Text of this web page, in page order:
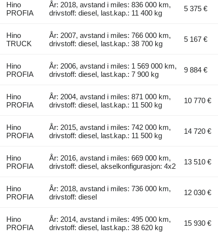
Hino
PROFIA
År: 2018, avstand i miles: 836 000 km,
drivstoff: diesel, last.kap.: 11 400 kg
5 375 €
Hino
TRUCK
År: 2007, avstand i miles: 766 000 km,
drivstoff: diesel, last.kap.: 38 700 kg
5 167 €
Hino
PROFIA
År: 2006, avstand i miles: 1 569 000 km,
drivstoff: diesel, last.kap.: 7 900 kg
9 884 €
Hino
PROFIA
År: 2004, avstand i miles: 871 000 km,
drivstoff: diesel, last.kap.: 11 500 kg
10 770 €
Hino
PROFIA
År: 2015, avstand i miles: 742 000 km,
drivstoff: diesel, last.kap.: 11 500 kg
14 720 €
Hino
PROFIA
År: 2016, avstand i miles: 669 000 km,
drivstoff: diesel, akselkonfigurasjon: 4x2
13 510 €
Hino
PROFIA
År: 2018, avstand i miles: 736 000 km,
drivstoff: diesel
12 030 €
Hino
PROFIA
År: 2014, avstand i miles: 495 000 km,
drivstoff: diesel, last.kap.: 38 620 kg
15 930 €